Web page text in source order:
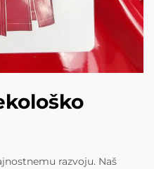
razvoju. Naš